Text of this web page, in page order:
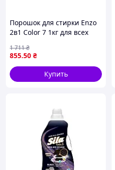
Порошок для стирки Enzo
2в1 Color 7 1кг для всех
ручной стирки
855.50 ₴
1 711₴
Купить